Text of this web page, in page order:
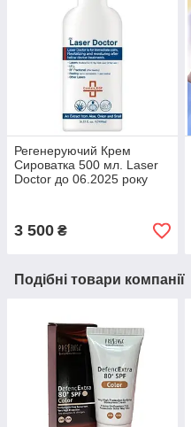
Регенеруючий Крем
Сироватка 500 мл. Laser
Doctor до 06.2025 року
3 500 ₴
Подібні товари компанії